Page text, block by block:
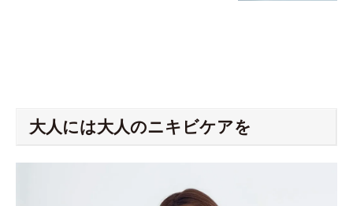
大人には大人のニキビケアを